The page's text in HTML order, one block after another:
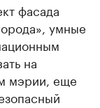
фасада
умные
на
мэрии, еще